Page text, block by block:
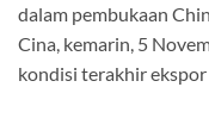
dalam pembukaan
Cina, kemarin, 5
kondisi terakhir